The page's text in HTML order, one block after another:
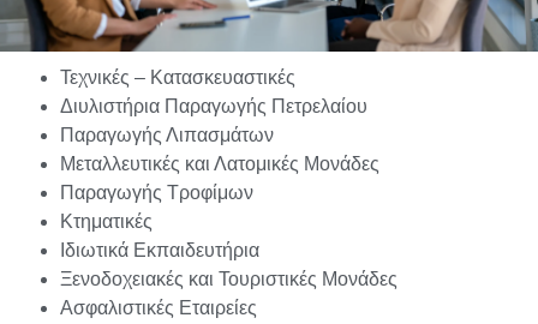
Τεχνικές – Κατασκευαστικές
Διυλιστήρια Παραγωγής Πετρελαίου
Παραγωγής Λιπασμάτων
Μεταλλευτικές και Λατομικές Μονάδες
Παραγωγής Τροφίμων
Κτηματικές
Ιδιωτικά Εκπαιδευτήρια
Ξενοδοχειακές και Τουριστικές Μονάδες
Ασφαλιστικές Εταιρείες